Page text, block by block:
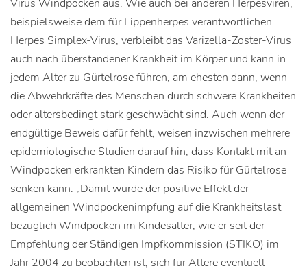
Virus Windpocken aus. Wie auch bei anderen Herpesviren,
beispielsweise dem für Lippenherpes verantwortlichen
Herpes Simplex-Virus, verbleibt das Varizella-Zoster-Virus
auch nach überstandener Krankheit im Körper und kann in
jedem Alter zu Gürtelrose führen, am ehesten dann, wenn
die Abwehrkräfte des Menschen durch schwere Krankheiten
oder altersbedingt stark geschwächt sind. Auch wenn der
endgültige Beweis dafür fehlt, weisen inzwischen mehrere
epidemiologische Studien darauf hin, dass Kontakt mit an
Windpocken erkrankten Kindern das Risiko für Gürtelrose
senken kann. „Damit würde der positive Effekt der
allgemeinen Windpockenimpfung auf die Krankheitslast
bezüglich Windpocken im Kindesalter, wie er seit der
Empfehlung der Ständigen Impfkommission (STIKO) im
Jahr 2004 zu beobachten ist, sich für Ältere eventuell